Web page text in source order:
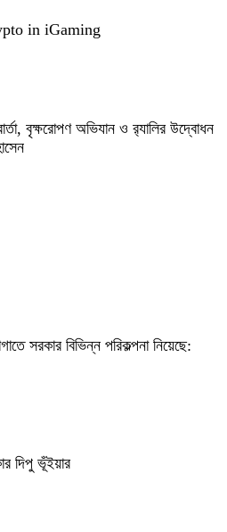
in iGaming
বৃক্ষরোপণ অভিযান ও র‍্যালির উদ্বোধন
সরকার বিভিন্ন পরিকল্পনা নিয়েছে:
দিপু ভূঁইয়ার